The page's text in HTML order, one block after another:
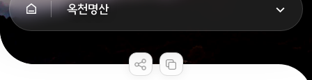
옥천명산
공공누리 공공저작물